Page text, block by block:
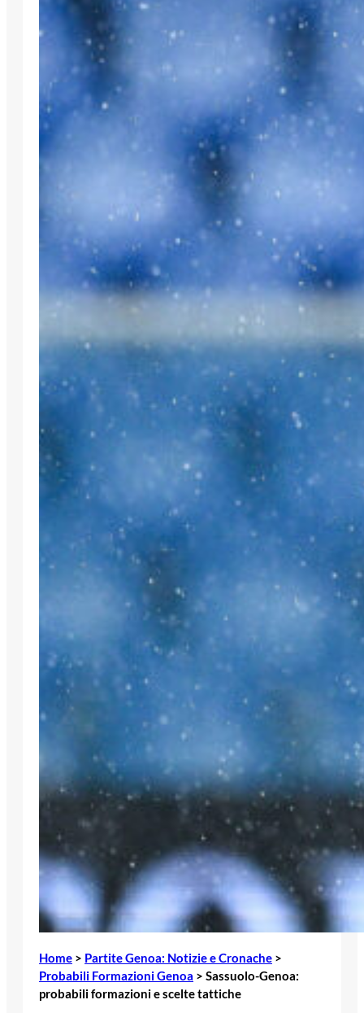
Home > Partite Genoa: Notizie e Cronache >
Probabili Formazioni Genoa > Sassuolo-Genoa:
probabili formazioni e scelte tattiche